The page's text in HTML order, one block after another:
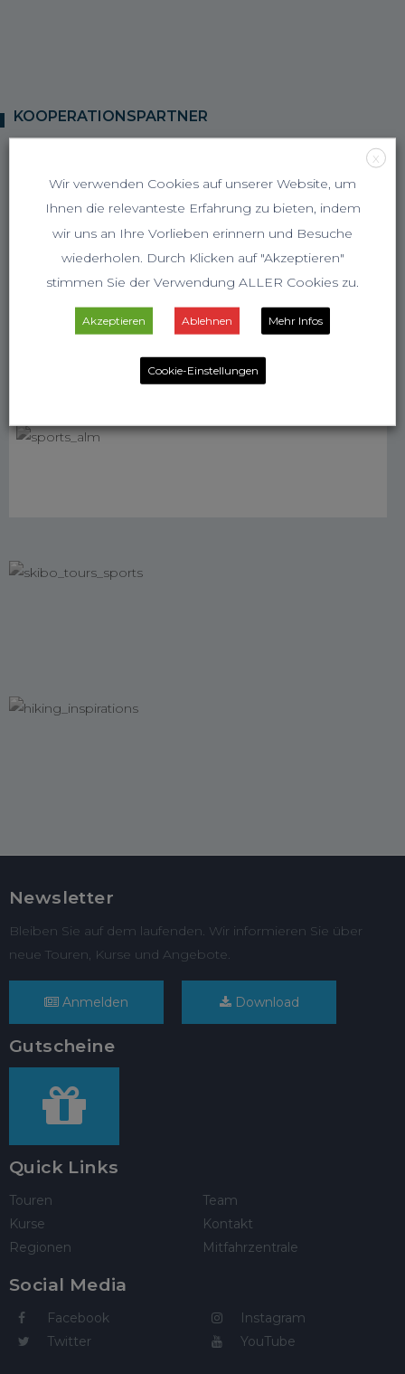
KOOPERATIONSPARTNER
Newsletter
Bleiben Sie auf dem laufenden. Wir informieren Sie über
neue Touren, Kurse und Angebote.
Anmelden Download
Gutscheine
Quick Links
Touren
Kurse
Regionen
Team
Kontakt
Mitfahrzentrale
Social Media
Facebook
Twitter
Instagram
YouTube
X
Wir verwenden Cookies auf unserer Website, um
Ihnen die relevanteste Erfahrung zu bieten, indem
wir uns an Ihre Vorlieben erinnern und Besuche
wiederholen. Durch Klicken auf "Akzeptieren"
stimmen Sie der Verwendung ALLER Cookies zu.
Akzeptieren Ablehnen Mehr Infos
Cookie-Einstellungen